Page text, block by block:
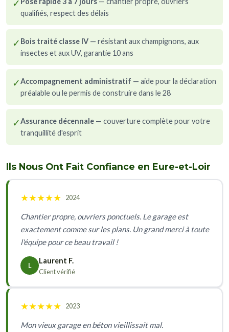
✓
qualifiés, respect des délais
✓ Bois traité classe IV — résistant aux champignons, aux
insectes et aux UV, garantie 10 ans
✓Accompagnement administratif — aide pour la déclaration
préalable ou le permis de construire dans le 28
✓Assurance décennale — couverture complète pour votre
tranquillité d'esprit
Ils Nous Ont Fait Confiance en Eure-et-Loir
★★★★★ 2024
Chantier propre, ouvriers ponctuels. Le garage est
exactement comme sur les plans. Un grand merci à toute
l'équipe pour ce beau travail !
L
Laurent F.
Client vérifié
★★★★★ 2023
Mon vieux garage en béton vieillissait mal.